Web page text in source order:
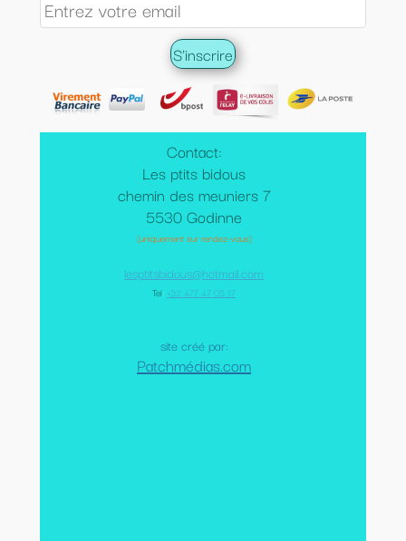
Contact:
Les ptits bidous
chemin des meuniers 7
5530 Godinne
(uniquement sur rendez-vous)
lesptitsbidous@hotmail.com
Tel: +32 477 47 05 17
site créé par:
Patchmédias.com